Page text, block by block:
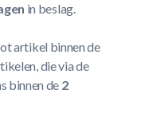
in beslag.
artikel binnen de
die via de
binnen de 2